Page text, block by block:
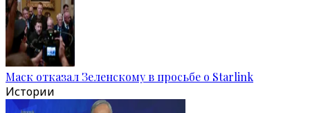
Маск отказал Зеленскому в просьбе о Starlink
Истории